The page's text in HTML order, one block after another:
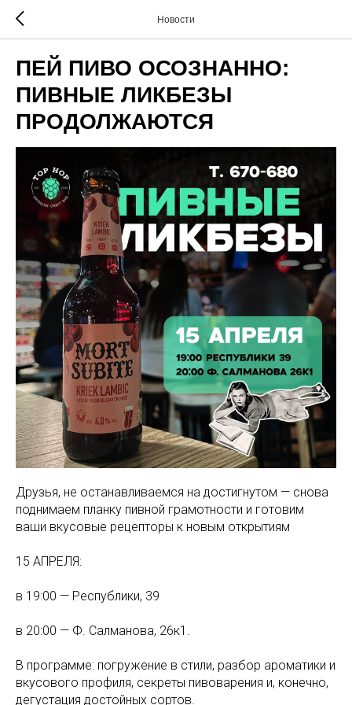
Новости
ПЕЙ ПИВО ОСОЗНАННО:
ПИВНЫЕ ЛИКБЕЗЫ
ПРОДОЛЖАЮТСЯ
Друзья, не останавливаемся на достигнутом — снова
поднимаем планку пивной грамотности и готовим
ваши вкусовые рецепторы к новым открытиям
15 АПРЕЛЯ:
в 19:00 — Республики, 39
в 20:00 — Ф. Салманова, 26к1.
В программе: погружение в стили, разбор ароматики и
вкусового профиля, секреты пивоварения и, конечно,
дегустация достойных сортов.